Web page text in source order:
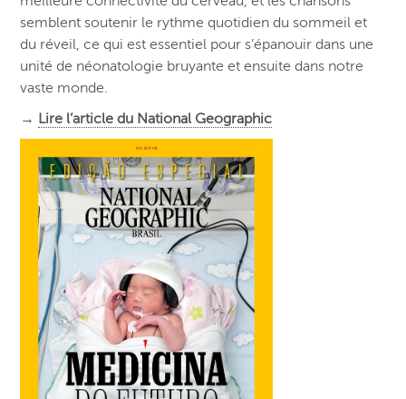
semblent soutenir le rythme quotidien du sommeil et
du réveil, ce qui est essentiel pour s’épanouir dans une
unité de néonatologie bruyante et ensuite dans notre
vaste monde.
→ Lire l’article du National Geographic